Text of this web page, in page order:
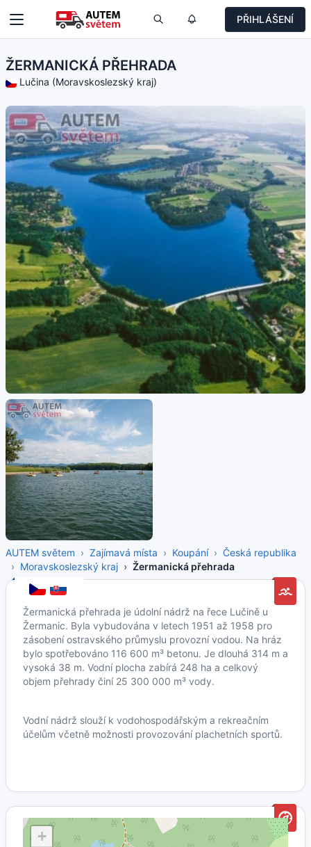
PŘIHLÁŠENÍ
ŽERMANICKÁ PŘEHRADA
Lučina (Moravskoslezský kraj)
AUTEM světem Zajímavá místa Koupání
Česká republika
Moravskoslezský kraj
Žermanická přehrada
Žermanická přehrada je údolní nádrž na řece Lučině u
Žermanic. Byla vybudována v letech 1951 až 1958 pro
zásobení ostravského průmyslu provozní vodou. Na hráz
bylo spotřebováno 116 600 m³ betonu. Je dlouhá 314 m a
vysoká 38 m. Vodní plocha zabírá 248 ha a celkový
objem přehrady činí 25 300 000 m³ vody.
Vodní nádrž slouží k vodohospodářským a rekreačním
účelům včetně možnosti provozování plachetních sportů.
+